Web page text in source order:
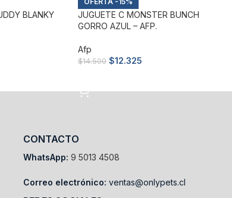
BLANKY
JUGUETE C MONSTER BUNCH
GORRO AZUL – AFP.
Afp
$14.500 $12.325
CONTACTO
WhatsApp: 9 5013 4508
Correo electrónico: ventas@onlypets.cl